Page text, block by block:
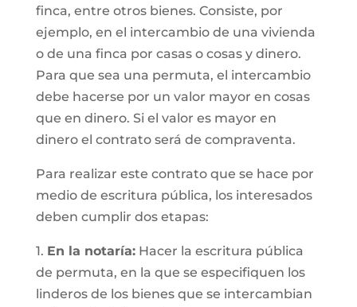
finca, entre otros bienes. Consiste, por
ejemplo, en el intercambio de una vivienda
o de una finca por casas o cosas y dinero.
Para que sea una permuta, el intercambio
debe hacerse por un valor mayor en cosas
que en dinero. Si el valor es mayor en
dinero el contrato será de compraventa.
Para realizar este contrato que se hace por
medio de escritura pública, los interesados
deben cumplir dos etapas:
1. En la notaría:Hacer la escritura pública
de permuta, en la que se especifiquen los
linderos de los bienes que se intercambian